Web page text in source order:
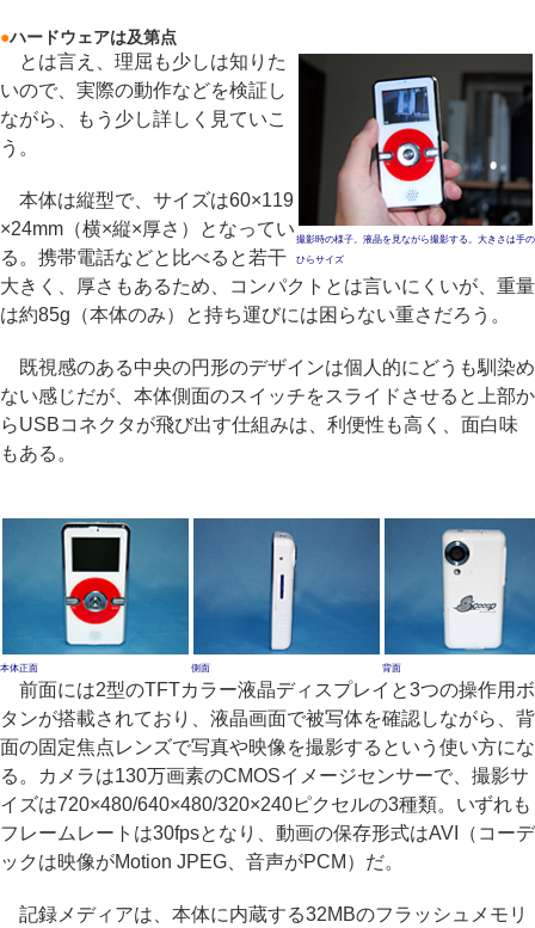
●ハードウェアは及第点
撮影時の様子。液晶を見ながら撮影する。大きさは手の
ひらサイズ
とは言え、理屈も少しは知りた
いので、実際の動作などを検証し
ながら、もう少し詳しく見ていこ
う。
本体は縦型で、サイズは60×119
×24mm（横×縦×厚さ）となってい
る。携帯電話などと比べると若干
大きく、厚さもあるため、コンパクトとは言いにくいが、重量
は約85g（本体のみ）と持ち運びには困らない重さだろう。
既視感のある中央の円形のデザインは個人的にどうも馴染め
ない感じだが、本体側面のスイッチをスライドさせると上部か
らUSBコネクタが飛び出す仕組みは、利便性も高く、面白味
もある。
本体正面 側面 背面
前面には2型のTFTカラー液晶ディスプレイと3つの操作用ボ
タンが搭載されており、液晶画面で被写体を確認しながら、背
面の固定焦点レンズで写真や映像を撮影するという使い方にな
る。カメラは130万画素のCMOSイメージセンサーで、撮影サ
イズは720×480/640×480/320×240ピクセルの3種類。いずれも
フレームレートは30fpsとなり、動画の保存形式はAVI（コーデ
ックは映像がMotion JPEG、音声がPCM）だ。
記録メディアは、本体に内蔵する32MBのフラッシュメモリ